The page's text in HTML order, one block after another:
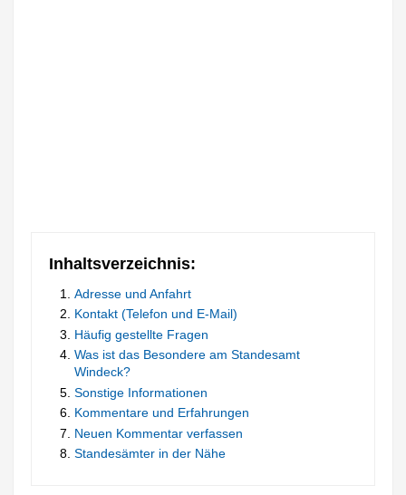
Inhaltsverzeichnis:
Adresse und Anfahrt
Kontakt (Telefon und E-Mail)
Häufig gestellte Fragen
Was ist das Besondere am Standesamt
Windeck?
Sonstige Informationen
Kommentare und Erfahrungen
Neuen Kommentar verfassen
Standesämter in der Nähe